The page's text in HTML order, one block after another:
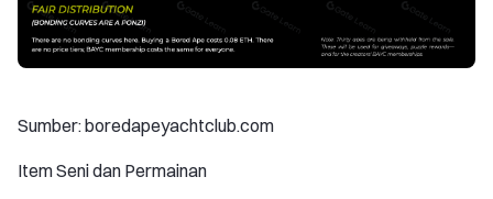
Sumber: boredapeyachtclub.com
Item Seni dan Permainan